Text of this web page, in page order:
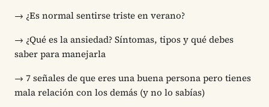
→ ¿Es normal sentirse triste en verano?
→ ¿Qué es la ansiedad? Síntomas, tipos y qué debes
saber para manejarla
→ 7 señales de que eres una buena persona pero tienes
mala relación con los demás (y no lo sabías)